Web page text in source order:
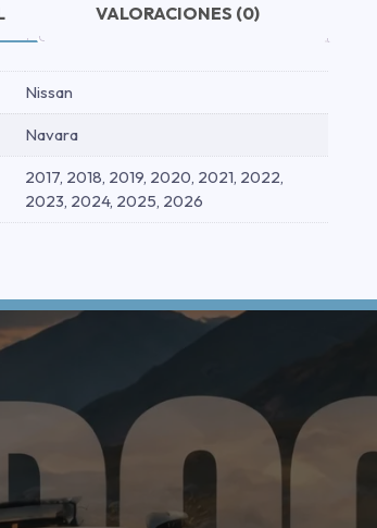
VALORACIONES (0)
Nissan
Navara
2017, 2018, 2019, 2020, 2021, 2022,
2023, 2024, 2025, 2026